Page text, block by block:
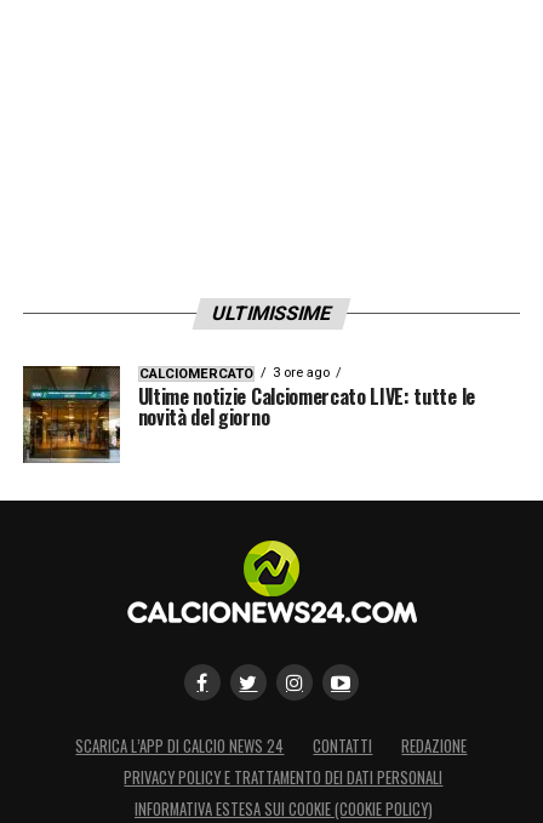
ULTIMISSIME
CALCIOMERCATO 3 ore ago
Ultime notizie Calciomercato LIVE: tutte le
novità del giorno
SCARICA L’APP DI CALCIO NEWS 24 CONTATTI
REDAZIONE
PRIVACY POLICY E TRATTAMENTO DEI DATI PERSONALI
INFORMATIVA ESTESA SUI COOKIE (COOKIE POLICY)